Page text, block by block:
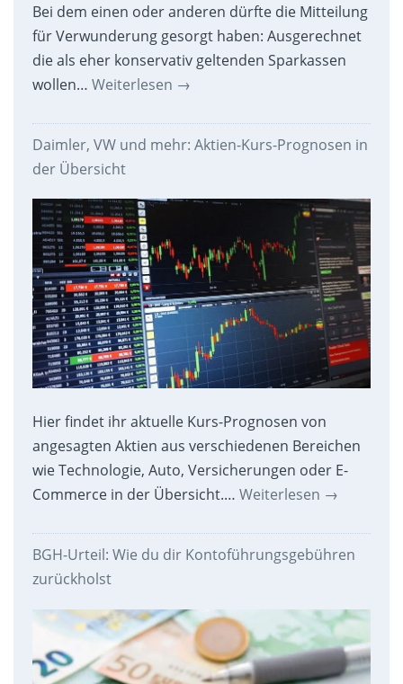
Bei dem einen oder anderen dürfte die Mitteilung
für Verwunderung gesorgt haben: Ausgerechnet
die als eher konservativ geltenden Sparkassen
wollen… Weiterlesen →
Daimler, VW und mehr: Aktien-Kurs-Prognosen in
der Übersicht
Hier findet ihr aktuelle Kurs-Prognosen von
angesagten Aktien aus verschiedenen Bereichen
wie Technologie, Auto, Versicherungen oder E-
Commerce in der Übersicht.… Weiterlesen →
BGH-Urteil: Wie du dir Kontoführungsgebühren
zurückholst